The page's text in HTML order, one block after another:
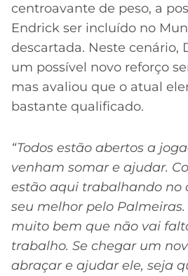
centroavante de peso, a
Endrick ser incluído no
descartada. Neste cenário,
um possível novo reforço
mas avaliou que o atual
bastante qualificado.
“Todos estão abertos a
venham somar e ajudar.
estão aqui trabalhando no
seu melhor pelo
muito bem que não vai
trabalho. Se chegar um
abraçar e ajudar ele, seja